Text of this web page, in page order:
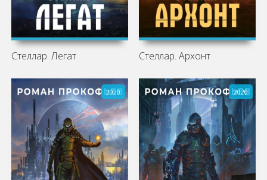
Стеллар. Легат Стеллар. Архонт
2020 2020